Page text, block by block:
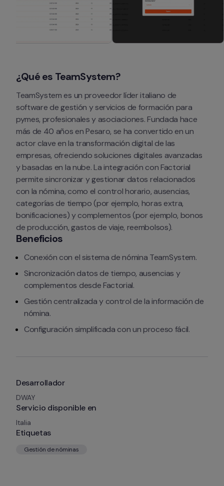
Desarrollador
DWAY
Servicio disponible en
Italia
Etiquetas
Gestión de nóminas
¿Qué es TeamSystem?
TeamSystem es un proveedor líder italiano de
software de gestión y servicios de formación para
pymes, profesionales y asociaciones. Fundada hace
más de 40 años en Pesaro, se ha convertido en un
actor clave en la transformación digital de las
empresas, ofreciendo soluciones digitales avanzadas
y basadas en la nube. La integración con Factorial
permite sincronizar y gestionar datos relacionados
con la nómina, como el control horario, ausencias,
categorías de tiempo (por ejemplo, horas extra,
bonificaciones) y complementos (por ejemplo, bonos
de producción, gastos de viaje, reembolsos).
Beneficios
Conexión con el sistema de nómina TeamSystem.
Sincronización datos de tiempo, ausencias y
complementos desde Factorial.
Gestión centralizada y control de la información de
nómina.
Configuración simplificada con un proceso fácil.